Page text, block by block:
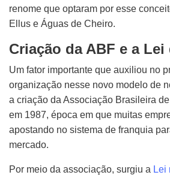
renome que optaram por esse
Ellus e Águas de Cheiro.
Criação da ABF e a
Um fator importante que auxiliou no
organização nesse novo modelo de
a criação da Associação Brasileira
em 1987, época em que muitas
apostando no sistema de franquia
mercado.
Por meio da associação, surgiu a Lei